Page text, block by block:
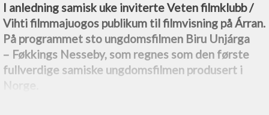
I anledning samisk uke inviterte Veten filmklubb /
Vihti filmmajuogos publikum til filmvisning på Árran.
På programmet sto ungdomsfilmen Biru Unjárga
–⁠ Føkkings Nesseby, som regnes som den første
fullverdige samiske ungdomsfilmen produsert i
Norge.